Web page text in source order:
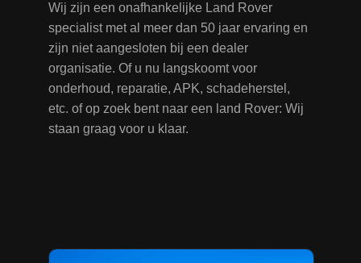
Wij zijn een onafhankelijke Land Rover
specialist met al meer dan 50 jaar ervaring en
zijn niet aangesloten bij een dealer
organisatie. Of u nu langskoomt voor
onderhoud, reparatie, APK, schadeherstel,
etc. of op zoek bent naar een land Rover: Wij
staan graag voor u klaar.